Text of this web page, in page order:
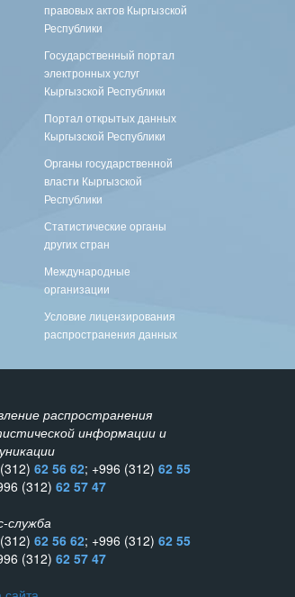
правовых актов Кыргызской
Республики
Государственный портал
электронных услуг
Кыргызской Республики
Портал открытых данных
Кыргызской Республики
Органы государственной
власти Кыргызской
Республики
Статистические органы
других стран
Международные
организации
Условие лицензирования
распространения данных
распространения
информации и
62 56 62; +996 (312) 62 55
(312) 62 57 47
служба
62 56 62; +996 (312) 62 55
(312) 62 57 47